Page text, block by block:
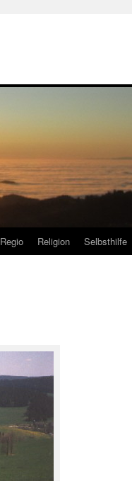
Regio Religion Selbsthilfe